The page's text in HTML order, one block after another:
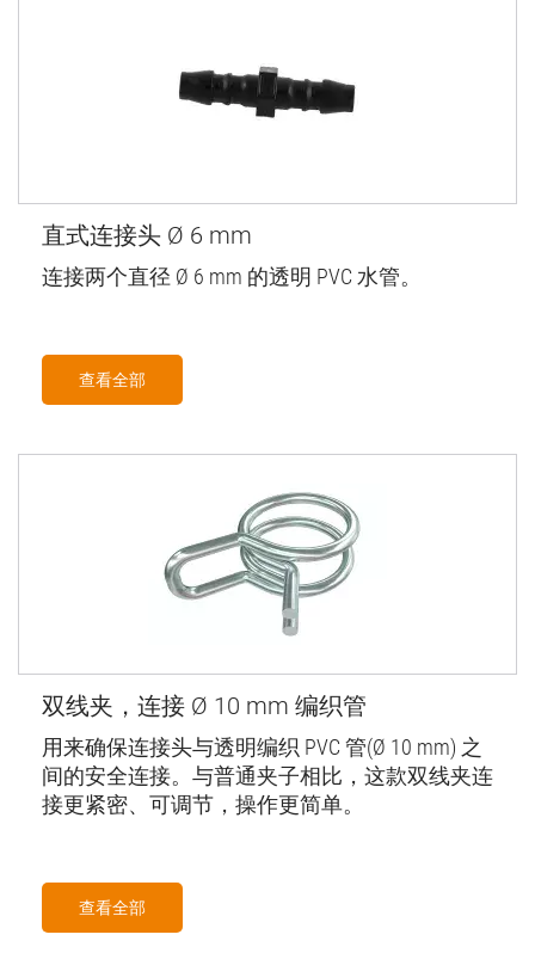
直式连接头 Ø 6 mm
连接两个直径 Ø 6 mm 的透明 PVC 水管。
查看全部
双线夹，连接 Ø 10 mm 编织管
用来确保连接头与透明编织 PVC 管(Ø 10 mm) 之
间的安全连接。与普通夹子相比，这款双线夹连
接更紧密、可调节，操作更简单。
查看全部